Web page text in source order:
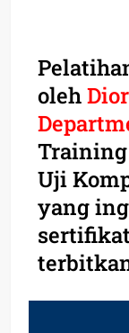
oleh
Training
Uji
yang